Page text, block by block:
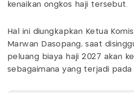
kenaikan ongkos haji tersebut.
Hal ini diungkapkan Ketua
Marwan Dasopang, saat
peluang biaya haji 2027 akan
sebagaimana yang terjadi pada